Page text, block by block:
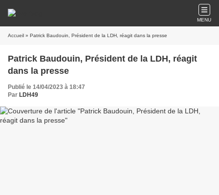
MENU
Accueil » Patrick Baudouin, Président de la LDH, réagit dans la presse
Patrick Baudouin, Président de la LDH, réagit
dans la presse
Publié le 14/04/2023 à 18:47
Par LDH49